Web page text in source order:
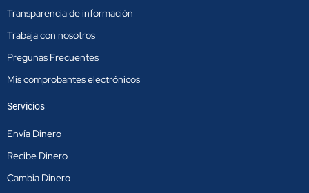
Transparencia de información
Trabaja con nosotros
Pregunas Frecuentes
Mis comprobantes electrónicos
Servicios
Envía Dinero
Recibe Dinero
Cambia Dinero